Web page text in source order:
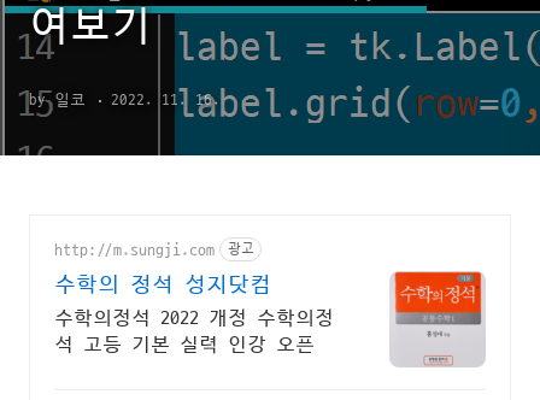
여보기
by 일코 2022. 11. 16.
http://m.sungji.com 광고
수학의 정석 성지닷컴
수학의정석 2022 개정 수학의정
석 고등 기본 실력 인강 오픈